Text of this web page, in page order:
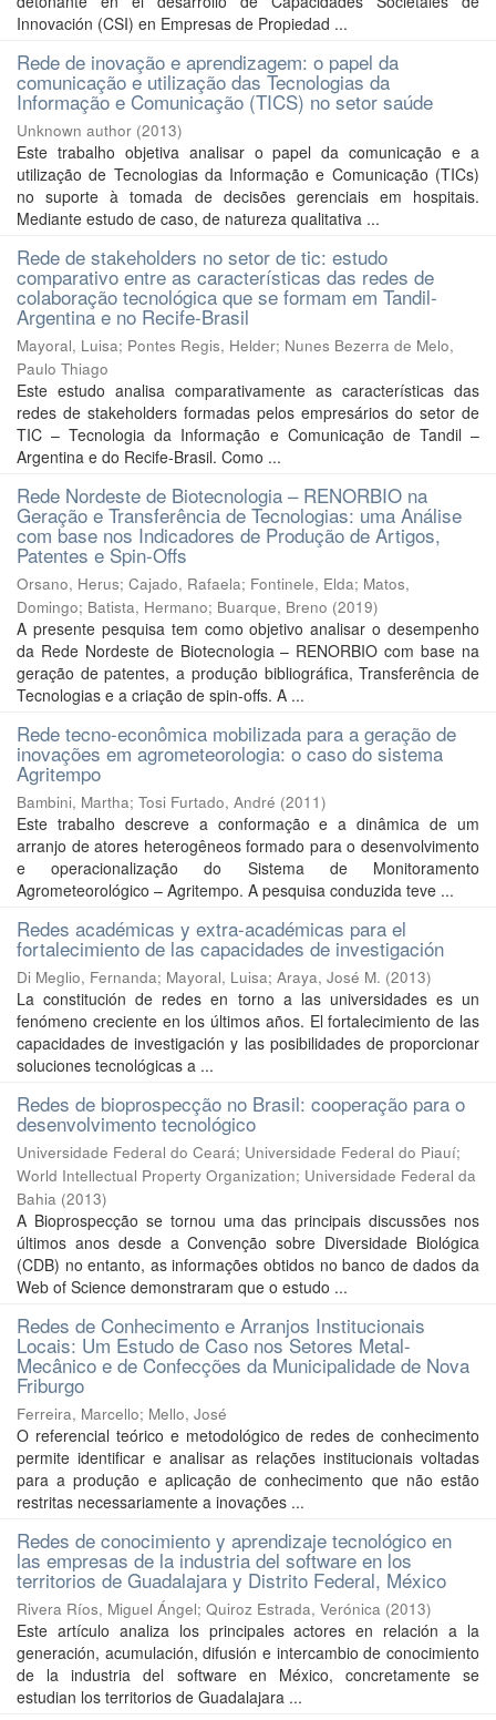
Innovación (CSI) en Empresas de Propiedad ...
Rede de inovação e aprendizagem: o papel da
comunicação e utilização das Tecnologias da
Informação e Comunicação (TICS) no setor saúde
Unknown author (2013)
Este trabalho objetiva analisar o papel da comunicação e a
utilização de Tecnologias da Informação e Comunicação (TICs)
no suporte à tomada de decisões gerenciais em hospitais.
Mediante estudo de caso, de natureza qualitativa ...
Rede de stakeholders no setor de tic: estudo
comparativo entre as características das redes de
colaboração tecnológica que se formam em Tandil-
Argentina e no Recife-Brasil
Mayoral, Luisa; Pontes Regis, Helder; Nunes Bezerra de Melo,
Paulo Thiago
Este estudo analisa comparativamente as características das
redes de stakeholders formadas pelos empresários do setor de
TIC – Tecnologia da Informação e Comunicação de Tandil –
Argentina e do Recife-Brasil. Como ...
Rede Nordeste de Biotecnologia – RENORBIO na
Geração e Transferência de Tecnologias: uma Análise
com base nos Indicadores de Produção de Artigos,
Patentes e Spin-Offs
Orsano, Herus; Cajado, Rafaela; Fontinele, Elda; Matos,
Domingo; Batista, Hermano; Buarque, Breno (2019)
A presente pesquisa tem como objetivo analisar o desempenho
da Rede Nordeste de Biotecnologia – RENORBIO com base na
geração de patentes, a produção bibliográfica, Transferência de
Tecnologias e a criação de spin-offs. A ...
Rede tecno-econômica mobilizada para a geração de
inovações em agrometeorologia: o caso do sistema
Agritempo
Bambini, Martha; Tosi Furtado, André (2011)
Este trabalho descreve a conformação e a dinâmica de um
arranjo de atores heterogêneos formado para o desenvolvimento
e operacionalização do Sistema de Monitoramento
Agrometeorológico – Agritempo. A pesquisa conduzida teve ...
Redes académicas y extra-académicas para el
fortalecimiento de las capacidades de investigación
Di Meglio, Fernanda; Mayoral, Luisa; Araya, José M. (2013)
La constitución de redes en torno a las universidades es un
fenómeno creciente en los últimos años. El fortalecimiento de las
capacidades de investigación y las posibilidades de proporcionar
soluciones tecnológicas a ...
Redes de bioprospecção no Brasil: cooperação para o
desenvolvimento tecnológico
Universidade Federal do Ceará; Universidade Federal do Piauí;
World Intellectual Property Organization; Universidade Federal da
Bahia (2013)
A Bioprospecção se tornou uma das principais discussões nos
últimos anos desde a Convenção sobre Diversidade Biológica
(CDB) no entanto, as informações obtidos no banco de dados da
Web of Science demonstraram que o estudo ...
Redes de Conhecimento e Arranjos Institucionais
Locais: Um Estudo de Caso nos Setores Metal-
Mecânico e de Confecções da Municipalidade de Nova
Friburgo
Ferreira, Marcello; Mello, José
O referencial teórico e metodológico de redes de conhecimento
permite identificar e analisar as relações institucionais voltadas
para a produção e aplicação de conhecimento que não estão
restritas necessariamente a inovações ...
Redes de conocimiento y aprendizaje tecnológico en
las empresas de la industria del software en los
territorios de Guadalajara y Distrito Federal, México
Rivera Ríos, Miguel Ángel; Quiroz Estrada, Verónica (2013)
Este artículo analiza los principales actores en relación a la
generación, acumulación, difusión e intercambio de conocimiento
de la industria del software en México, concretamente se
estudian los territorios de Guadalajara ...